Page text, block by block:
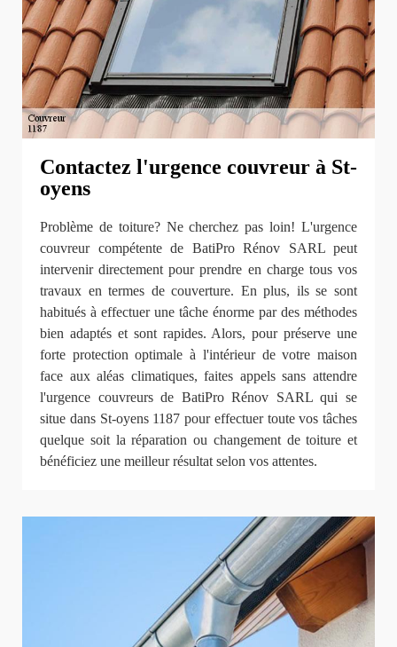
Contactez l'urgence couvreur à St-
oyens
Problème de toiture? Ne cherchez pas loin! L'urgence
couvreur compétente de BatiPro Rénov SARL peut
intervenir directement pour prendre en charge tous vos
travaux en termes de couverture. En plus, ils se sont
habitués à effectuer une tâche énorme par des méthodes
bien adaptés et sont rapides. Alors, pour préserve une
forte protection optimale à l'intérieur de votre maison
face aux aléas climatiques, faites appels sans attendre
l'urgence couvreurs de BatiPro Rénov SARL qui se
situe dans St-oyens 1187 pour effectuer toute vos tâches
quelque soit la réparation ou changement de toiture et
bénéficiez une meilleur résultat selon vos attentes.